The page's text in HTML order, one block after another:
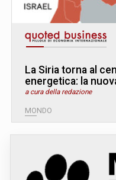
La Siria torna al
energetica: la
a cura della redazione
MONDO